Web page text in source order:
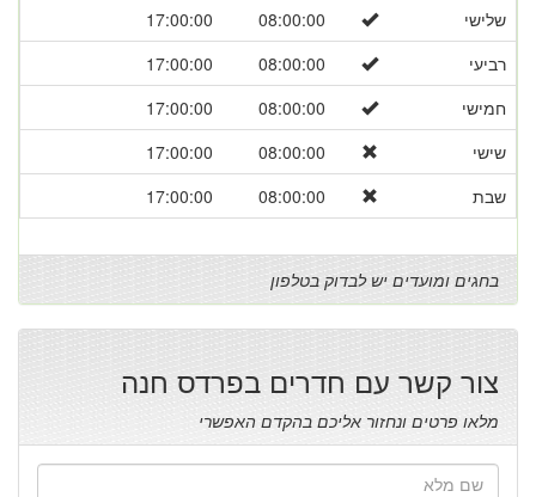
שלישי
08:00:00
17:00:00
רביעי
08:00:00
17:00:00
חמישי
08:00:00
17:00:00
שישי
08:00:00
17:00:00
שבת
08:00:00
17:00:00
בחגים ומועדים יש לבדוק בטלפון
צור קשר עם חדרים בפרדס חנה
מלאו פרטים ונחזור אליכם בהקדם האפשרי